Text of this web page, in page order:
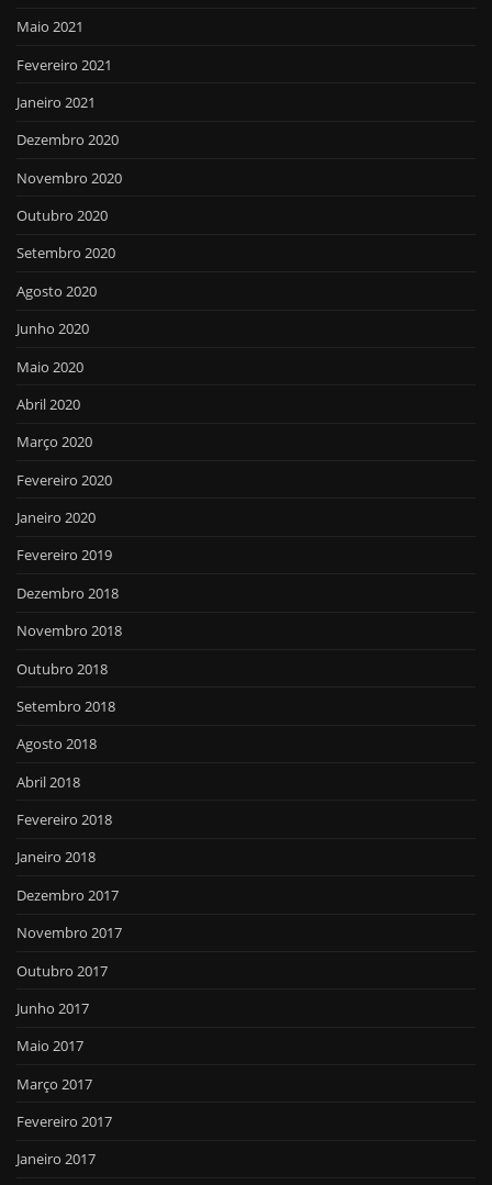
Maio 2021
Fevereiro 2021
Janeiro 2021
Dezembro 2020
Novembro 2020
Outubro 2020
Setembro 2020
Agosto 2020
Junho 2020
Maio 2020
Abril 2020
Março 2020
Fevereiro 2020
Janeiro 2020
Fevereiro 2019
Dezembro 2018
Novembro 2018
Outubro 2018
Setembro 2018
Agosto 2018
Abril 2018
Fevereiro 2018
Janeiro 2018
Dezembro 2017
Novembro 2017
Outubro 2017
Junho 2017
Maio 2017
Março 2017
Fevereiro 2017
Janeiro 2017